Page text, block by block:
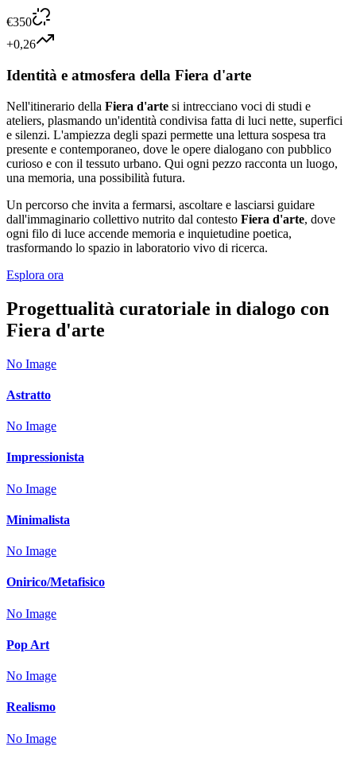
€350
+0,26
Identità e atmosfera della Fiera d'arte
Nell'itinerario della Fiera d'arte si intrecciano voci di studi e
ateliers, plasmando un'identità condivisa fatta di luci nette, superfici
e silenzi. L'ampiezza degli spazi permette una lettura sospesa tra
presente e contemporaneo, dove le opere dialogano con pubblico
curioso e con il tessuto urbano. Qui ogni pezzo racconta un luogo,
una memoria, una possibilità futura.
Un percorso che invita a fermarsi, ascoltare e lasciarsi guidare
dall'immaginario collettivo nutrito dal contesto Fiera d'arte, dove
ogni filo di luce accende memoria e inquietudine poetica,
trasformando lo spazio in laboratorio vivo di ricerca.
Esplora ora
Progettualità curatoriale in dialogo con
Fiera d'arte
No Image
Astratto
No Image
Impressionista
No Image
Minimalista
No Image
Onirico/Metafisico
No Image
Pop Art
No Image
Realismo
No Image